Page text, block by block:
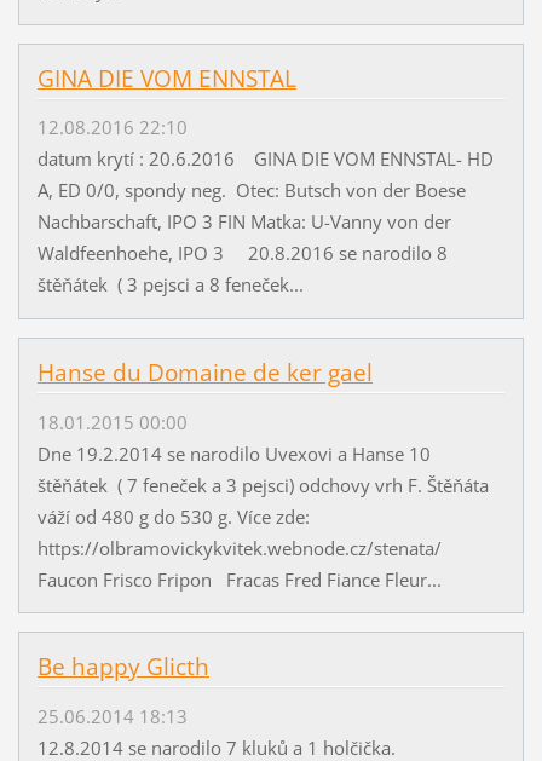
GINA DIE VOM ENNSTAL
12.08.2016 22:10
datum krytí : 20.6.2016 GINA DIE VOM ENNSTAL- HD
A, ED 0/0, spondy neg. Otec: Butsch von der Boese
Nachbarschaft, IPO 3 FIN Matka: U-Vanny von der
Waldfeenhoehe, IPO 3 20.8.2016 se narodilo 8
štěňátek ( 3 pejsci a 8 feneček...
Hanse du Domaine de ker gael
18.01.2015 00:00
Dne 19.2.2014 se narodilo Uvexovi a Hanse 10
štěňátek ( 7 feneček a 3 pejsci) odchovy vrh F. Štěňáta
váží od 480 g do 530 g. Více zde:
https://olbramovickykvitek.webnode.cz/stenata/
Faucon Frisco Fripon Fracas Fred Fiance Fleur...
Be happy Glicth
25.06.2014 18:13
12.8.2014 se narodilo 7 kluků a 1 holčička.